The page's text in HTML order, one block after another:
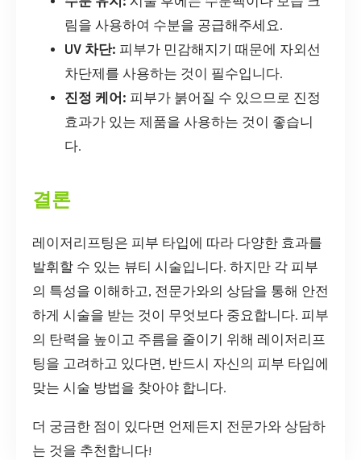
림을 사용하여 수분을 공급해주세요.
UV 차단: 피부가 민감해지기 때문에 자외선
차단제를 사용하는 것이 필수입니다.
진정 케어: 피부가 붉어질 수 있으므로 진정
효과가 있는 제품을 사용하는 것이 좋습니
다.
결론
레이저리프팅은 피부 타입에 따라 다양한 효과를
발휘할 수 있는 뷰티 시술입니다. 하지만 각 피부
의 특성을 이해하고, 전문가와의 상담을 통해 안전
하게 시술을 받는 것이 무엇보다 중요합니다. 피부
의 탄력을 높이고 주름을 줄이기 위해 레이저리프
팅을 고려하고 있다면, 반드시 자신의 피부 타입에
맞는 시술 방법을 찾아야 합니다.
더 궁금한 점이 있다면 언제든지 전문가와 상담하
는 것을 추천합니다!